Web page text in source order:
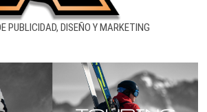
PUBLICIDAD, DISEÑO Y MARKETING